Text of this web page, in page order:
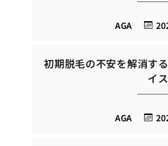
AGA
初期脱毛の不安を解消す
イス
AGA